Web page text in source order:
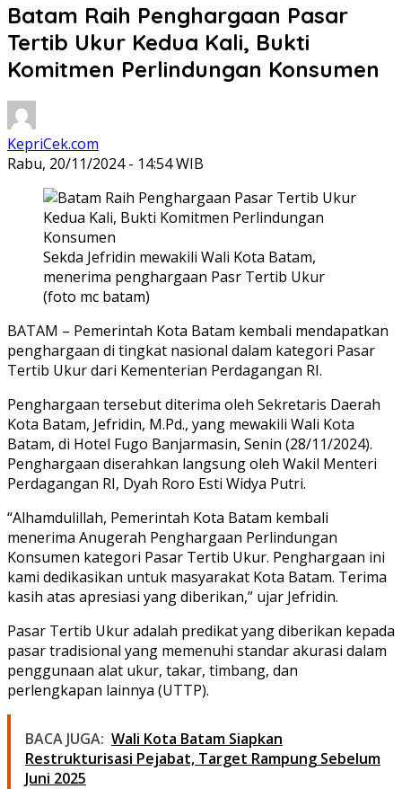
Batam Raih Penghargaan Pasar
Tertib Ukur Kedua Kali, Bukti
Komitmen Perlindungan Konsumen
KepriCek.com
Rabu, 20/11/2024 - 14:54 WIB
Sekda Jefridin mewakili Wali Kota Batam,
menerima penghargaan Pasr Tertib Ukur
(foto mc batam)
BATAM – Pemerintah Kota Batam kembali mendapatkan
penghargaan di tingkat nasional dalam kategori Pasar
Tertib Ukur dari Kementerian Perdagangan RI.
Penghargaan tersebut diterima oleh Sekretaris Daerah
Kota Batam, Jefridin, M.Pd., yang mewakili Wali Kota
Batam, di Hotel Fugo Banjarmasin, Senin (28/11/2024).
Penghargaan diserahkan langsung oleh Wakil Menteri
Perdagangan RI, Dyah Roro Esti Widya Putri.
“Alhamdulillah, Pemerintah Kota Batam kembali
menerima Anugerah Penghargaan Perlindungan
Konsumen kategori Pasar Tertib Ukur. Penghargaan ini
kami dedikasikan untuk masyarakat Kota Batam. Terima
kasih atas apresiasi yang diberikan,” ujar Jefridin.
Pasar Tertib Ukur adalah predikat yang diberikan kepada
pasar tradisional yang memenuhi standar akurasi dalam
penggunaan alat ukur, takar, timbang, dan
perlengkapan lainnya (UTTP).
BACA JUGA: Wali Kota Batam Siapkan
Restrukturisasi Pejabat, Target Rampung Sebelum
Juni 2025